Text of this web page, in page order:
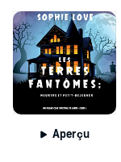
Aperçu